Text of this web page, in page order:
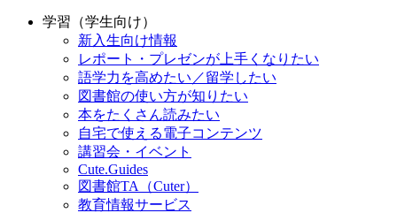
学習（学生向け）
新入生向け情報
レポート・プレゼンが上手くなりたい
語学力を高めたい／留学したい
図書館の使い方が知りたい
本をたくさん読みたい
自宅で使える電子コンテンツ
講習会・イベント
Cute.Guides
図書館TA（Cuter）
教育情報サービス